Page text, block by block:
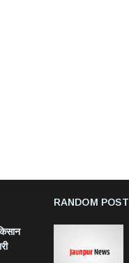
RANDOM POST